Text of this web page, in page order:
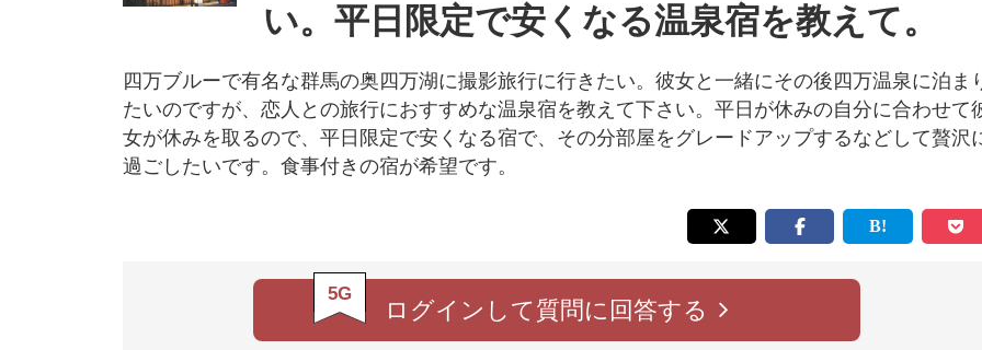
い。平日限定で安くなる温泉宿を教えて。
四万ブルーで有名な群馬の奥四万湖に撮影旅行に行きたい。彼女と一緒にその後四万温泉に泊ま
たいのですが、恋人との旅行におすすめな温泉宿を教えて下さい。平日が休みの自分に合わせて
女が休みを取るので、平日限定で安くなる宿で、その分部屋をグレードアップするなどして贅沢
過ごしたいです。食事付きの宿が希望です。
5G
ログインして質問に回答する